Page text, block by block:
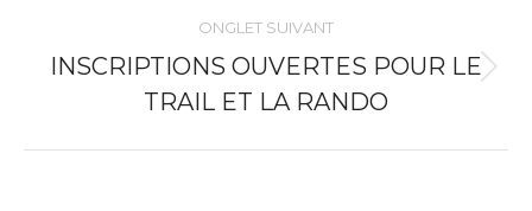
COMMENTAIRE
ONGLET SUIVANT
Onglet
suivant
INSCRIPTIONS OUVERTES POUR LE
TRAIL ET LA RANDO